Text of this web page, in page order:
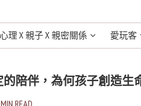
心理 X 親子 X 親密關係 愛玩客
陪伴，為何孩子創造生
READ